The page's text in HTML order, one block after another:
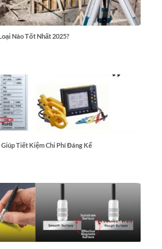
Nào Tốt Nhất 2025?
Tiết Kiệm Chi Phí Đáng Kể